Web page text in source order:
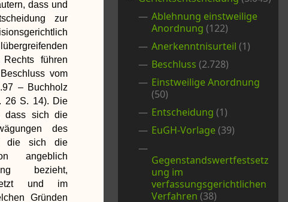
dass und
zur
führen
vom
– Buchholz
26 S. 14). Die
dass sich die
des
die sich die
angeblich
bezieht,
und im
Gründen
Ablehnung einstweilige
Anordnung (122)
Anerkenntnisurteil (1)
Beschluss (2.728)
Einstweilige Anordnung
(50)
Entscheidung (1)
EuGH-Vorlage(39)
Gegenstandswertfestsetz
ung im
verfassungsgerichtlichen
Verfahren (38)